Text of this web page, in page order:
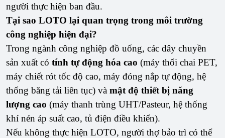
người thực hiện ban đầu.
Tại sao LOTO lại quan trọng trong môi trường
công nghiệp hiện đại?
Trong ngành công nghiệp đồ uống, các dây chuyền
sản xuất có tính tự động hóa cao (máy thổi chai PET,
máy chiết rót tốc độ cao, máy đóng nắp tự động, hệ
thống băng tải liên tục) và mật độ thiết bị năng
lượng cao (máy thanh trùng UHT/Pasteur, hệ thống
khí nén áp suất cao, tủ điện điều khiển).
Nếu không thực hiện LOTO, người thợ bảo trì có thể